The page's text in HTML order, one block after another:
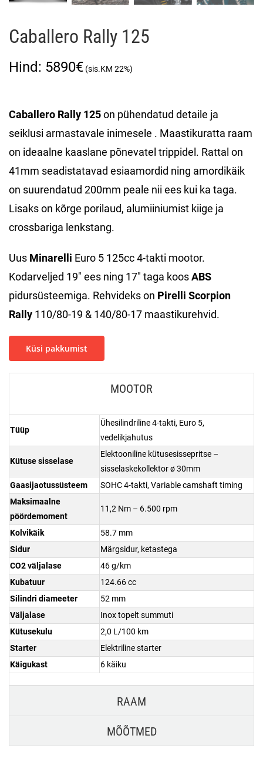
Caballero Rally 125
5890€
Caballero Rally 125on pühendatud detaile ja
seiklusi armastavale inimesele . Maastikuratta raam
on ideaalne kaaslane põnevatel trippidel. Rattal on
41mm seadistatavad esiaamordid ning amordikäik
on suurendatud 200mm peale nii ees kui ka taga.
Lisaks on kõrge porilaud, alumiiniumist kiige ja
crossbariga lenkstang.
Uus Minarelli Euro 5 125cc 4-takti mootor.
Kodarveljed 19″ ees ning 17″ taga koosABS
pidursüsteemiga. Rehvideks on Pirelli Scorpion
Rally 110/80-19 & 140/80-17 maastikurehvid.
Küsi pakkumist
MOOTOR
Tüüp
Ühesilindriline 4-takti, Euro 5,
vedelikjahutus
Kütuse sisselase
Elektooniline kütusesissepritse –
sisselaskekollektor ø 30mm
Gaasijaotussüsteem
SOHC 4-takti, Variable camshaft timing
Maksimaalne
pöördemoment
11,2 Nm – 6.500 rpm
Kolvikäik
58.7 mm
Sidur
Märgsidur, ketastega
CO2 väljalase
46 g/km
Kubatuur
124.66 cc
Silindri diameeter
52 mm
Väljalase
Inox topelt summuti
Kütusekulu
2,0 L/100 km
Starter
Elektriline starter
Käigukast
6 käiku
RAAM
MÕÕTMED